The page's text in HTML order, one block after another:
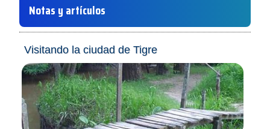
Notas y artículos
Visitando la ciudad de Tigre